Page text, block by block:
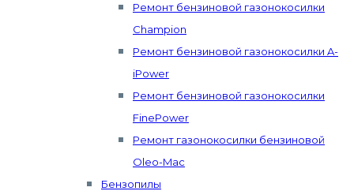
Ремонт бензиновой газонокосилки
Champion
Ремонт бензиновой газонокосилки A-
iPower
Ремонт бензиновой газонокосилки
FinePower
Ремонт газонокосилки бензиновой
Oleo-Mac
Бензопилы